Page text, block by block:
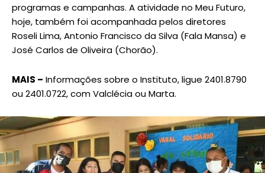
programas e campanhas. A atividade no Meu Futuro,
hoje, também foi acompanhada pelos diretores
Roseli Lima, Antonio Francisco da Silva (Fala Mansa) e
José Carlos de Oliveira (Chorão).
MAIS – Informações sobre o Instituto, ligue 2401.8790
ou 2401.0722, com Valclécia ou Marta.